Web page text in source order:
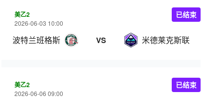
美乙2
2026-06-03 10:00
波特兰班格斯 VS 米德莱克斯联
已结束
美乙2
2026-06-06 09:00
已结束